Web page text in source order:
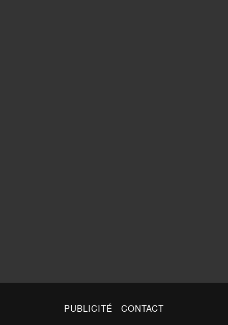
PUBLICITÉ CONTACT